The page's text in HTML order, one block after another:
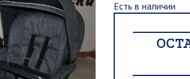
Есть в наличии